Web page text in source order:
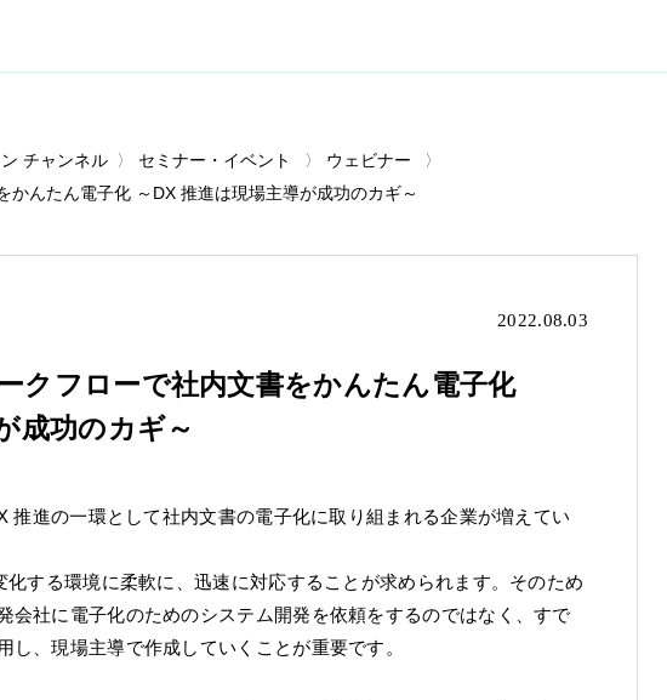
チャンネル セミナー・イベント
ウェビナー
んたん電子化 ～DX 推進は現場主導が成功のカギ～
2022.08.03
クフローで社内文書をかんたん電子化
成功のカギ～
推進の一環として社内文書の電子化に取り組まれる企業が増えてい
する環境に柔軟に、迅速に対応することが求められます。そのため
会社に電子化のためのシステム開発を依頼をするのではなく、すで
し、現場主導で作成していくことが重要です。